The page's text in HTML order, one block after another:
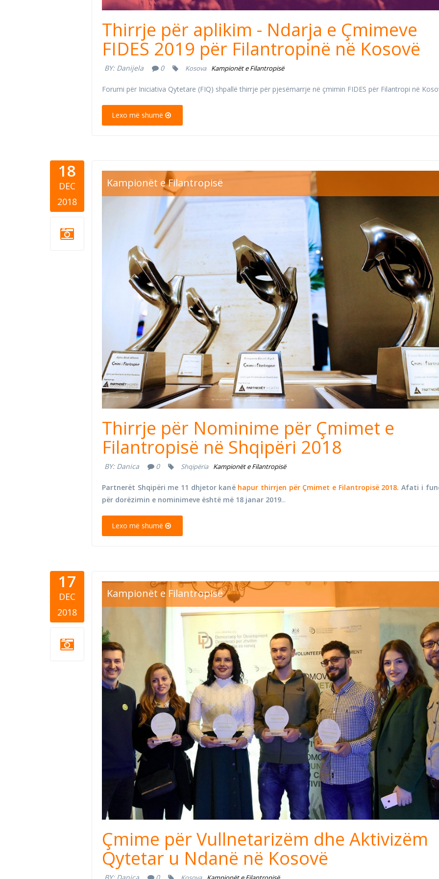
Thirrje për aplikim - Ndarja e Çmimeve
FIDES 2019 për Filantropinë në Kosovë
BY: Danijela 0 Kosova Kampionët e Filantropisë
Forumi për Iniciativa Qytetare (FIQ) shpallë thirrje për pjesëmarrje në çmimin FIDES për Filantropi në
Lexo më shumë
18
DEC
2018
partners albania awards.jpg
Kampionët e Filantropisë
Thirrje për Nominime për Çmimet e
Filantropisë në Shqipëri 2018
BY: Danica 0 Shqipëria Kampionët e Filantropisë
Partnerët Shqipëri me 11 dhjetor kanë hapur thirrjen për Çmimet e Filantropisë 2018. Afati i
për dorëzimin e nominimeve është më 18 janar 2019...
Lexo më shumë
17
DEC
2018
d4d volunteering awards.jpg
Kampionët e Filantropisë
Çmime për Vullnetarizëm dhe Aktivizëm
Qytetar u Ndanë në Kosovë
BY: Danica 0